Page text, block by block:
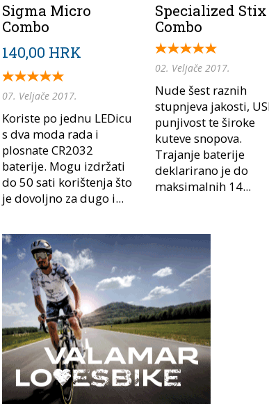
Sigma Micro
Combo
140,00 HRK
07. Veljače 2017.
Koriste po jednu LEDicu
s dva moda rada i
plosnate CR2032
baterije. Mogu izdržati
do 50 sati korištenja što
je dovoljno za dugo i...
Specialized Stix
Combo
02. Veljače 2017.
Nude šest raznih
stupnjeva jakosti,
punjivost te široke
kuteve snopova.
Trajanje baterije
deklarirano je do
maksimalnih 14...